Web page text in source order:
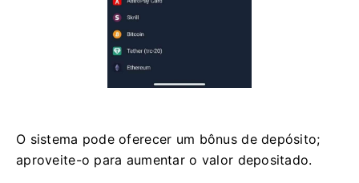
O sistema pode oferecer um bônus de depósito;
aproveite-o para aumentar o valor depositado.